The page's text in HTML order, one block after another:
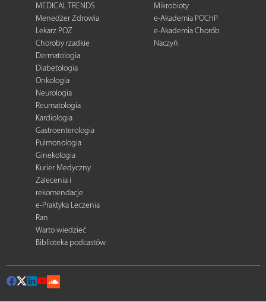
MEDICAL TRENDS
Menedżer Zdrowia
Lekarz POZ
Choroby rzadkie
Dermatologia
Diabetologia
Onkologia
Neurologia
Reumatologia
Kardiologia
Gastroenterologia
Pulmonologia
Ginekologia
Kurier Medyczny
Zalecenia i
rekomendacje
e-Praktyka Leczenia
Ran
Warto wiedzieć
Biblioteka podcastów
Mikrobioty
e-Akademia POChP
e-Akademia Chorób
Naczyń